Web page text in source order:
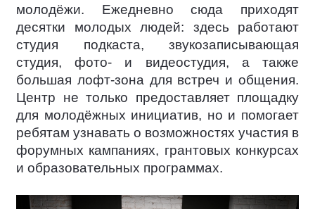
молодёжи. Ежедневно сюда приходят
десятки молодых людей: здесь работают
студия подкаста, звукозаписывающая
студия, фото- и видеостудия, а также
большая лофт-зона для встреч и общения.
Центр не только предоставляет площадку
для молодёжных инициатив, но и помогает
ребятам узнавать о возможностях участия в
форумных кампаниях, грантовых конкурсах
и образовательных программах.